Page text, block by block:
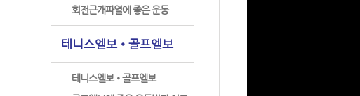
회전근개파열에 좋은 운동
테니스엘보•골프엘보
테니스엘보•골프엘보